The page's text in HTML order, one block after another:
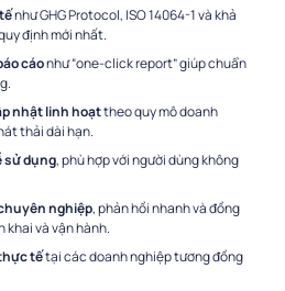
như GHG Protocol, ISO 14064-1 và khả
định mới nhất.
cáonhư “one-click report” giúp chuẩn
nhật linh hoạttheo quy mô doanh
thải dài hạn.
sử dụng, phù hợp với người dùng không
nghiệp, phản hồi nhanh và đồng
và vận hành.
tếtại các doanh nghiệp tương đồng